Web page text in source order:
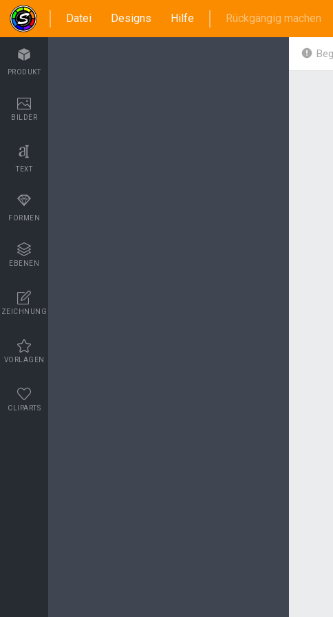
Datei Designs Hilfe Rückgängig machen
PRODUKT
BILDER
TEXT
FORMEN
EBENEN
ZEICHNUNG
VORLAGEN
CLIPARTS